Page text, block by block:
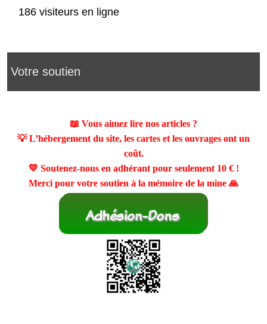
186 visiteurs en ligne
Votre soutien
📖 Vous aimez lire nos articles ?
💡 L’hébergement du site, les cartes et les ouvrages ont un
coût.
💛 Soutenez-nous en adhérant pour seulement 10 €!
Merci pour votre soutien à la mémoire de la mine 🙏